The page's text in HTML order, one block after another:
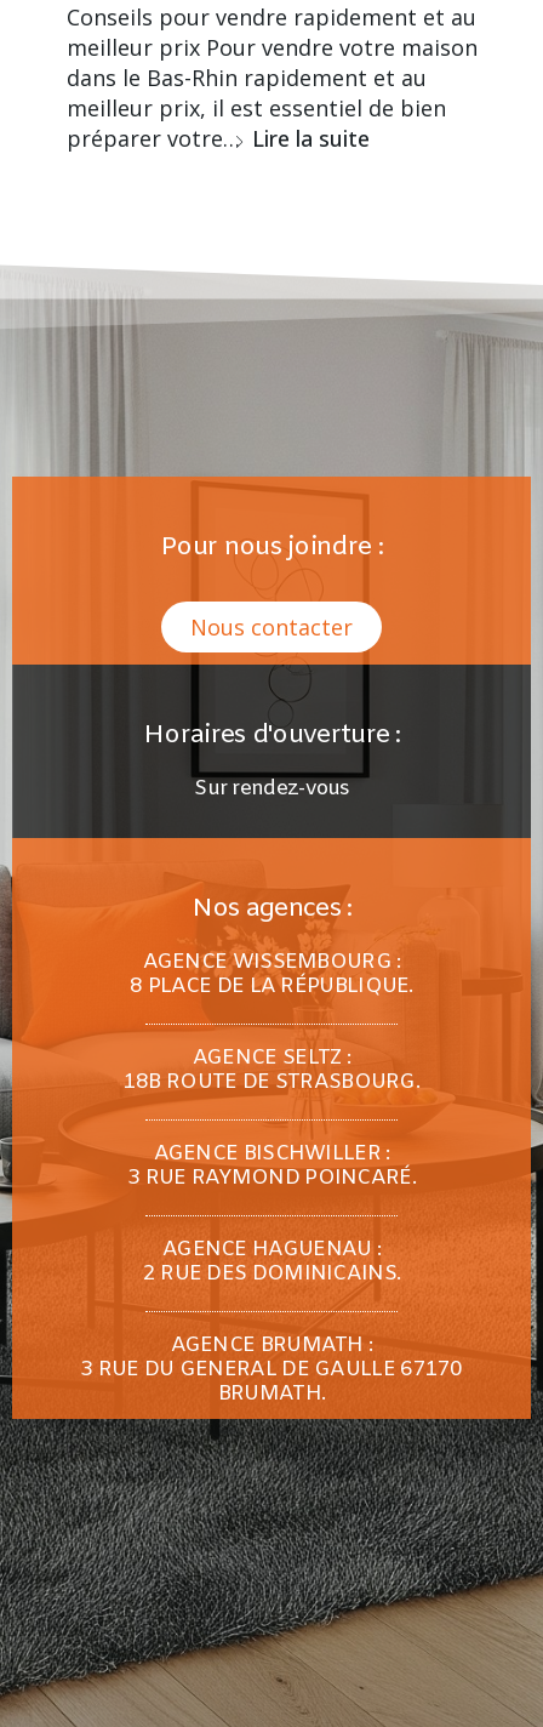
Conseils pour vendre rapidement et au
meilleur prix Pour vendre votre maison
dans le Bas-Rhin rapidement et au
meilleur prix, il est essentiel de bien
préparer votre… Lire la suite
Pour nous joindre :
Nous contacter
Horaires d'ouverture :
Sur rendez-vous
Nos agences :
AGENCE WISSEMBOURG :
8 PLACE DE LA RÉPUBLIQUE.
AGENCE SELTZ :
18B ROUTE DE STRASBOURG.
AGENCE BISCHWILLER :
3 RUE RAYMOND POINCARÉ.
AGENCE HAGUENAU :
2 RUE DES DOMINICAINS.
AGENCE BRUMATH :
3 RUE DU GENERAL DE GAULLE 67170
BRUMATH.